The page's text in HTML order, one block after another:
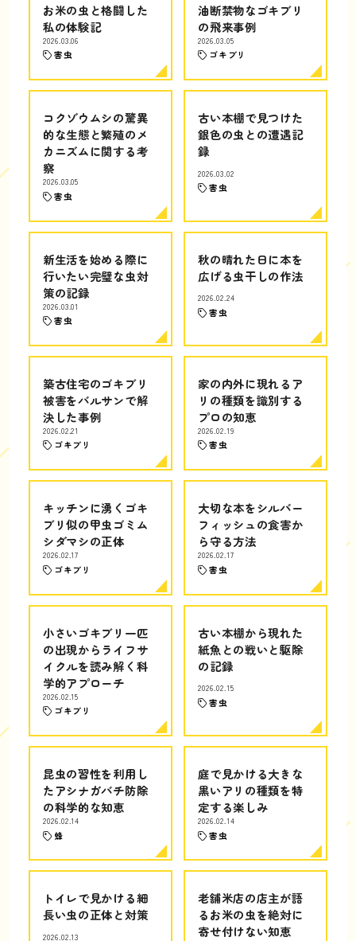
お米の虫と格闘した
私の体験記
2026.03.06
害虫
油断禁物なゴキブリ
の飛来事例
2026.03.05
ゴキブリ
コクゾウムシの驚異
的な生態と繁殖のメ
カニズムに関する考
察
2026.03.05
害虫
古い本棚で見つけた
銀色の虫との遭遇記
録
2026.03.02
害虫
新生活を始める際に
行いたい完璧な虫対
策の記録
2026.03.01
害虫
秋の晴れた日に本を
広げる虫干しの作法
2026.02.24
害虫
築古住宅のゴキブリ
被害をバルサンで解
決した事例
2026.02.21
ゴキブリ
家の内外に現れるア
リの種類を識別する
プロの知恵
2026.02.19
害虫
キッチンに湧くゴキ
ブリ似の甲虫ゴミム
シダマシの正体
2026.02.17
ゴキブリ
大切な本をシルバー
フィッシュの食害か
ら守る方法
2026.02.17
害虫
小さいゴキブリ一匹
の出現からライフサ
イクルを読み解く科
学的アプローチ
2026.02.15
ゴキブリ
古い本棚から現れた
紙魚との戦いと駆除
の記録
2026.02.15
害虫
昆虫の習性を利用し
たアシナガバチ防除
の科学的な知恵
2026.02.14
蜂
庭で見かける大きな
黒いアリの種類を特
定する楽しみ
2026.02.14
害虫
トイレで見かける細
長い虫の正体と対策
2026.02.13
老舗米店の店主が語
るお米の虫を絶対に
寄せ付けない知恵